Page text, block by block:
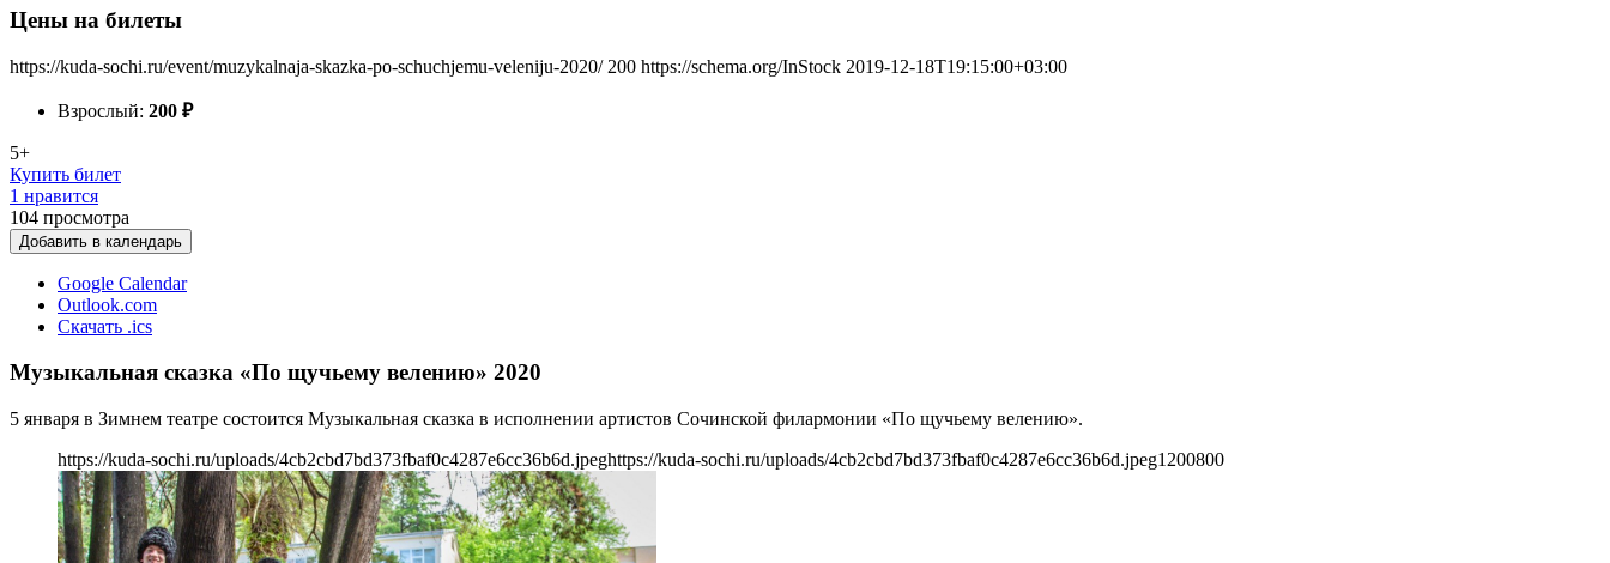
Цены на билеты
https://kuda-sochi.ru/event/muzykalnaja-skazka-po-schuchjemu-veleniju-2020/ 200 https://schema.org/InStock 2019-12-18T19:15:00+03:00
Взрослый: 200 ₽
5+
Купить билет
1 нравится
104 просмотра
Добавить в календарь
Google Calendar
Outlook.com
Скачать .ics
Музыкальная сказка «По щучьему велению» 2020
5 января в Зимнем театре состоится Музыкальная сказка в исполнении артистов Сочинской филармонии «По щучьему велению».
https://kuda-sochi.ru/uploads/4cb2cbd7bd373fbaf0c4287e6cc36b6d.jpeghttps://kuda-sochi.ru/uploads/4cb2cbd7bd373fbaf0c4287e6cc36b6d.jpeg1200800